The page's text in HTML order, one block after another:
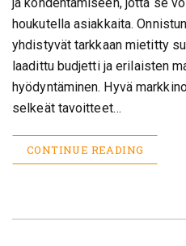
houkutella asiakkaita.
yhdistyvät tarkkaan mietitty
laadittu budjetti ja erilaisten
hyödyntäminen. Hyvä
selkeät tavoitteet…
CONTINUE READING